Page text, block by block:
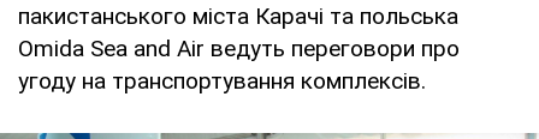
пакистанського міста Карачі та польська
Omida Sea and Air ведуть переговори про
угоду на транспортування комплексів.